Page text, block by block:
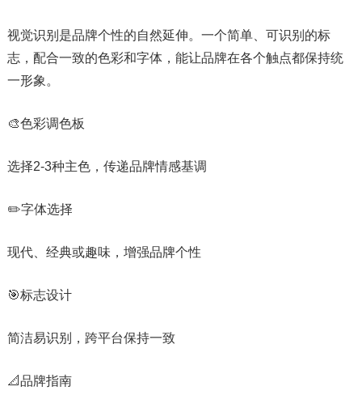
视觉识别是品牌个性的自然延伸。一个简单、可识别的标
志，配合一致的色彩和字体，能让品牌在各个触点都保持统
一形象。
🎨色彩调色板
选择2-3种主色，传递品牌情感基调
✏️字体选择
现代、经典或趣味，增强品牌个性
🎯标志设计
简洁易识别，跨平台保持一致
📐品牌指南